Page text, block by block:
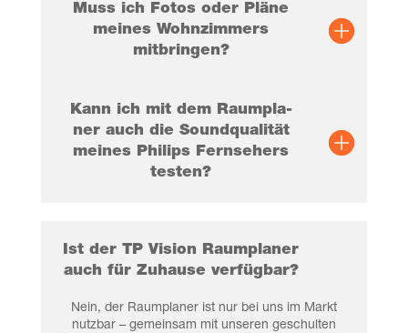
Muss ich Fotos oder Plä­ne
mei­nes Wohn­zim­mers
mitbringen?
Kann ich mit dem Raum­pla­
ner auch die Sound­qua­li­tät
mei­nes Phil­ips Fern­se­hers
testen?
Ist der TP Visi­on Raum­pla­ner
auch für Zuhau­se verfügbar?
Nein, der Raum­pla­ner ist nur bei uns im Markt
nutz­bar – gemein­sam mit unse­ren geschul­ten